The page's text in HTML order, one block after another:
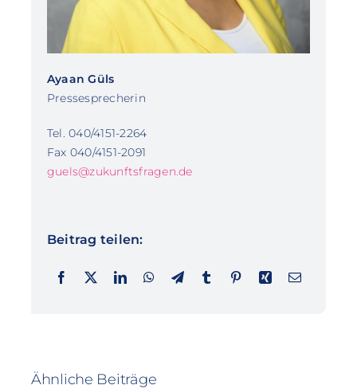
Ayaan Güls
Pressesprecherin
Tel. 040/4151-2264
Fax 040/4151-2091
guels@zukunftsfragen.de
Beitrag teilen:
Ähnliche Beiträge